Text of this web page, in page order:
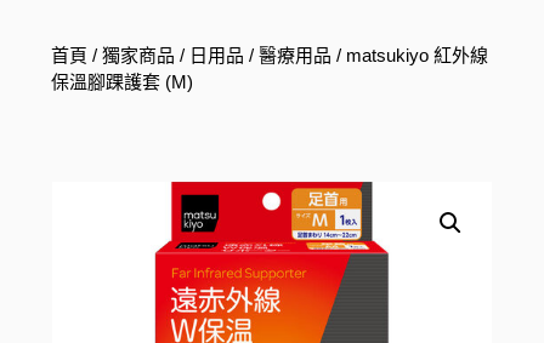
首頁 /獨家商品 / 日用品 /醫療用品 / matsukiyo 紅外線
保溫腳踝護套 (M)